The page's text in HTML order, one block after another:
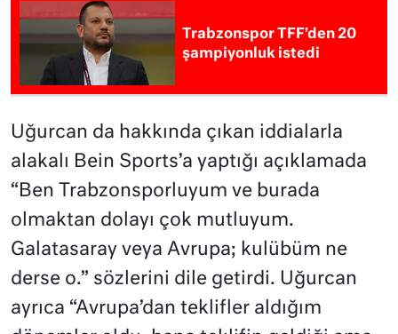
Trabzonspor TFF’den 20
şampiyonluk istedi
Uğurcan da hakkında çıkan iddialarla
alakalı Bein Sports’a yaptığı açıklamada
“ Ben Trabzonsporluyum ve burada
olmaktan dolayı çok mutluyum.
Galatasaray veya Avrupa; kulübüm ne
derse o.” sözlerini dile getirdi. Uğurcan
ayrıca “Avrupa’dan teklifler aldığım